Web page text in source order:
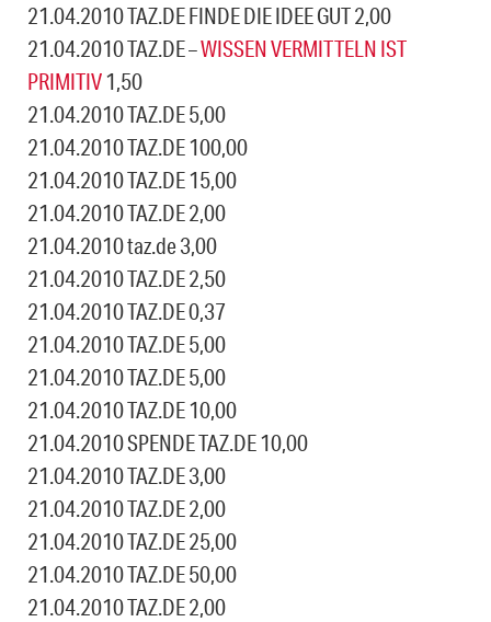
21.04.2010 TAZ.DE FINDE DIE IDEE GUT 2,00
21.04.2010 TAZ.DE –WISSEN VERMITTELN IST
PRIMITIV1,50
21.04.2010 TAZ.DE 5,00
21.04.2010 TAZ.DE 100,00
21.04.2010 TAZ.DE 15,00
21.04.2010 TAZ.DE 2,00
21.04.2010 taz.de 3,00
21.04.2010 TAZ.DE 2,50
21.04.2010 TAZ.DE 0,37
21.04.2010 TAZ.DE 5,00
21.04.2010 TAZ.DE 5,00
21.04.2010 TAZ.DE 10,00
21.04.2010 SPENDE TAZ.DE 10,00
21.04.2010 TAZ.DE 3,00
21.04.2010 TAZ.DE 2,00
21.04.2010 TAZ.DE 25,00
21.04.2010 TAZ.DE 50,00
21.04.2010 TAZ.DE 2,00